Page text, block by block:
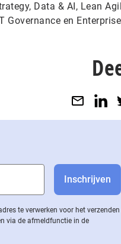
Data & AI, Lean
Governance en Enterprise
te verwerken voor het verzenden
via de af­meld­func­tie in de